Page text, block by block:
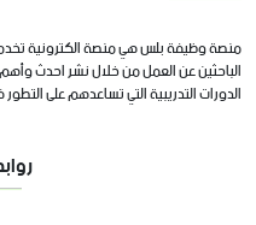
منصة وظيفة بلس هي منصة الكترونية
الباحثين عن العمل من خلال نشر احدث
الدورات التدريبية التي تساعدهم على